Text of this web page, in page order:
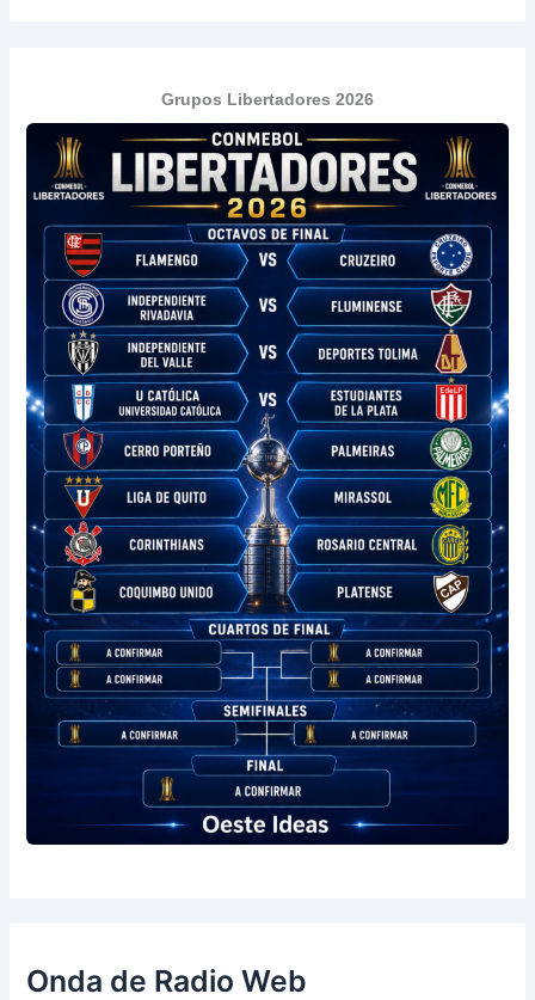
Grupos Libertadores 2026
Onda de Radio Web